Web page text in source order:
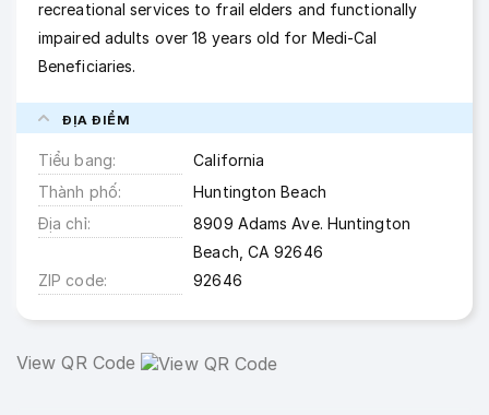
recreational services to frail elders and functionally
impaired adults over 18 years old for Medi-Cal
Beneficiaries.
ĐỊA ĐIỂM
Tiểu bang
California
Thành phố
Huntington Beach
Địa chỉ
8909 Adams Ave. Huntington
Beach, CA 92646
ZIP code
92646
View QR Code